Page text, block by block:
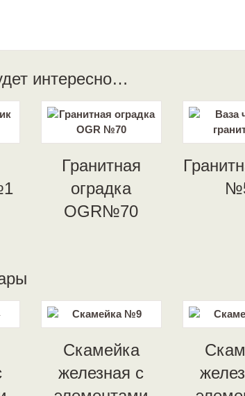
интересно…
Гранитная
оградка
OGR№70
Скамейка
железная с